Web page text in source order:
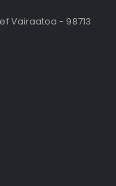
Vairaatoa - 98713